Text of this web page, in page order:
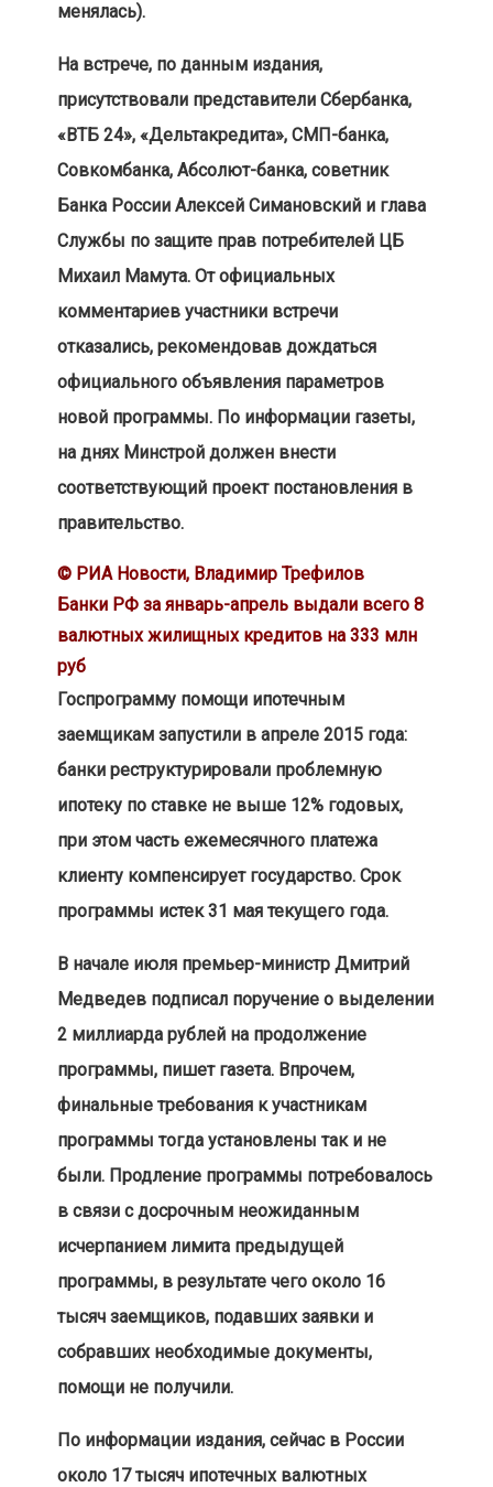
менялась).
На встрече, по данным издания,
присутствовали представители Сбербанка,
«ВТБ 24», «Дельтакредита», СМП-банка,
Совкомбанка, Абсолют-банка, советник
Банка России Алексей Симановский и глава
Службы по защите прав потребителей ЦБ
Михаил Мамута. От официальных
комментариев участники встречи
отказались, рекомендовав дождаться
официального объявления параметров
новой программы. По информации газеты,
на днях Минстрой должен внести
соответствующий проект постановления в
правительство.
© РИА Новости, Владимир Трефилов
Банки РФ за январь-апрель выдали всего 8
валютных жилищных кредитов на 333 млн
руб
Госпрограмму помощи ипотечным
заемщикам запустили в апреле 2015 года:
банки реструктурировали проблемную
ипотеку по ставке не выше 12% годовых,
при этом часть ежемесячного платежа
клиенту компенсирует государство. Срок
программы истек 31 мая текущего года.
В начале июля премьер-министр Дмитрий
Медведев подписал поручение о выделении
2 миллиарда рублей на продолжение
программы, пишет газета. Впрочем,
финальные требования к участникам
программы тогда установлены так и не
были. Продление программы потребовалось
в связи с досрочным неожиданным
исчерпанием лимита предыдущей
программы, в результате чего около 16
тысяч заемщиков, подавших заявки и
собравших необходимые документы,
помощи не получили.
По информации издания, сейчас в России
около 17 тысяч ипотечных валютных